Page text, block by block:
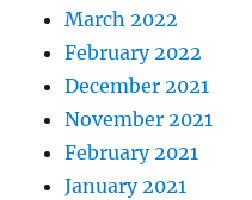
March 2022
February 2022
December 2021
November 2021
February 2021
January 2021